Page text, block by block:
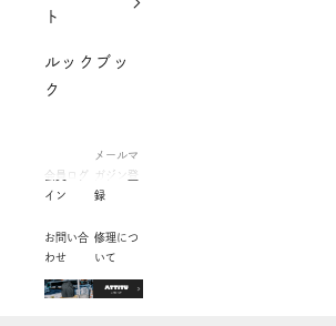
ト
ルックブッ
ク
会員ログ
イン
メールマ
ガジン登
録
お問い合
わせ
修理につ
いて